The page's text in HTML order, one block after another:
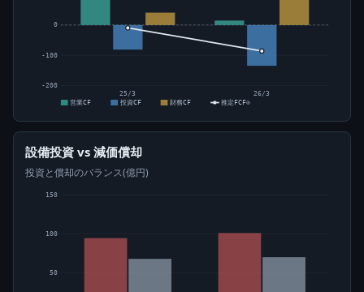
-200
-100
0
25/3
26/3
営業CF
投資CF 財務CF 推定FCF⊙
設備投資 vs 減価償却
投資と償却のバランス(億円)
50
100
150